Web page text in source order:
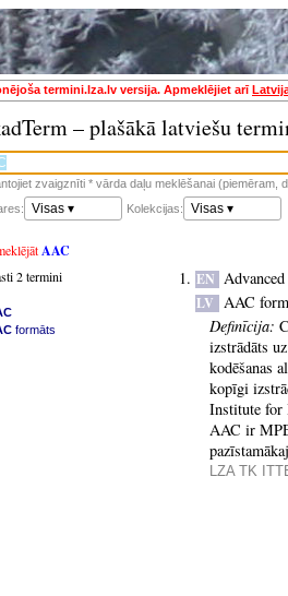
termini.lza.lv versija. Apmeklējiet arī
– plašākā latviešu
zvaigznīti * vārda daļu meklēšanai (piemēram,
Visas ▾ Kolekcijas: Visas ▾
AAC
2 termini
formāts
EN
LV AAC
Definīcija:
izstrādāts
kodēšanas
kopīgi
Institute for
AAC ir
LZA TK